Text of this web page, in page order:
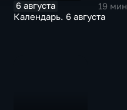
6 августа
19 мин
Календарь. 6 августа